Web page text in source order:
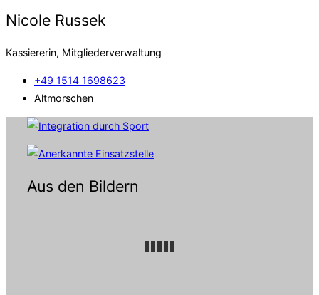
umschalten
Nicole Russek
Kassiererin, Mitgliederverwaltung
+49 1514 1698623
Altmorschen
Aus den Bildern